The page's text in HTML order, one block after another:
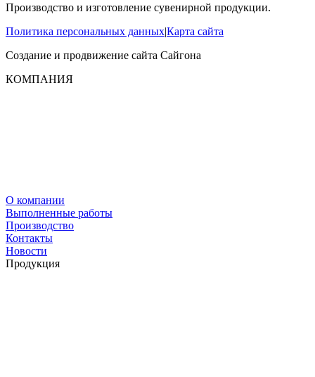
Производство и изготовление сувенирной продукции.
Политика персональных данных|Карта сайта
Создание и продвижение сайта Сайгона
КОМПАНИЯ
О компании
Выполненные работы
Производство
Контакты
Новости
Продукция